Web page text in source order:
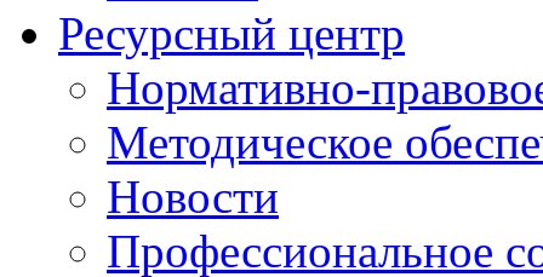
Ресурсный центр
Нормативно-
Методическое
Новости
Профессиональное